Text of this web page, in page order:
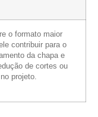
o formato maior
contribuir para o
da chapa e
de cortes ou
projeto.